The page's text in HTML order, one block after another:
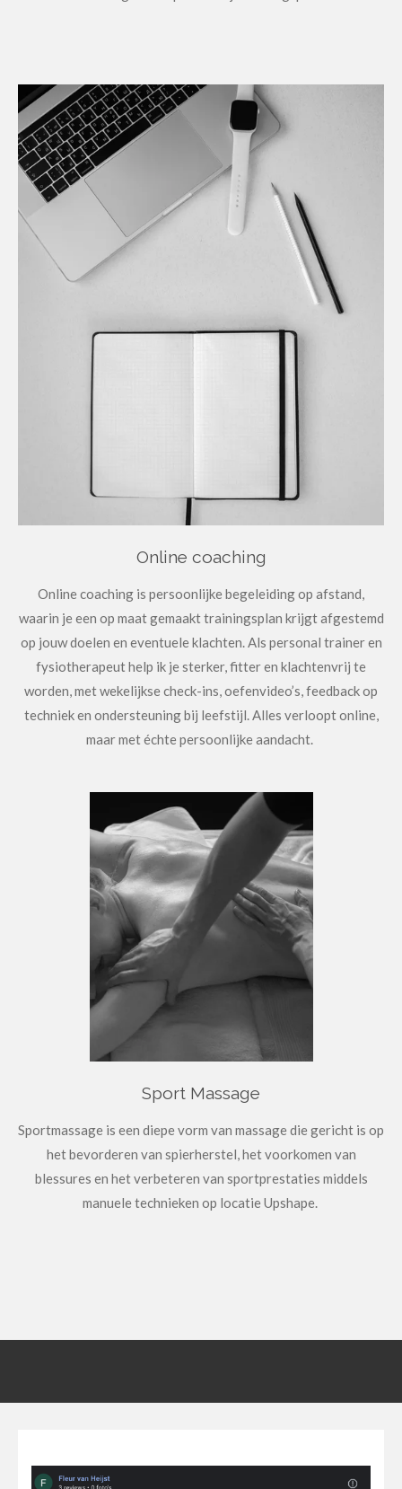
Online coaching
Online coaching is persoonlijke begeleiding op afstand,
waarin je een op maat gemaakt trainingsplan krijgt afgestemd
op jouw doelen en eventuele klachten. Als personal trainer en
fysiotherapeut help ik je sterker, fitter en klachtenvrij te
worden, met wekelijkse check-ins, oefenvideo’s, feedback op
techniek en ondersteuning bij leefstijl. Alles verloopt online,
maar met échte persoonlijke aandacht.
Sport Massage
Sportmassage is een diepe vorm van massage die gericht is op
het bevorderen van spierherstel, het voorkomen van
blessures en het verbeteren van sportprestaties middels
manuele technieken op locatie Upshape.